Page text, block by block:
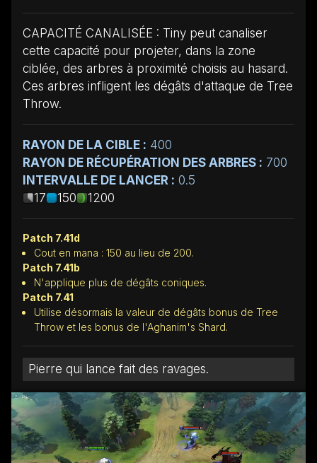
CAPACITÉ CANALISÉE : Tiny peut canaliser
cette capacité pour projeter, dans la zone
ciblée, des arbres à proximité choisis au hasard.
Ces arbres infligent les dégâts d'attaque de Tree
Throw.
RAYON DE LA CIBLE : 400
RAYON DE RÉCUPÉRATION DES ARBRES : 700
INTERVALLE DE LANCER : 0.5
17
150 1200
Patch 7.41d
Cout en mana : 150 au lieu de 200.
Patch 7.41b
N'applique plus de dégâts coniques.
Patch 7.41
Utilise désormais la valeur de dégâts bonus de Tree
Throw et les bonus de l'Aghanim's Shard.
Pierre qui lance fait des ravages.